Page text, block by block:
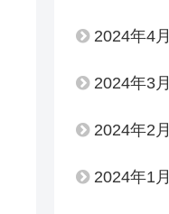
2024年4月
2024年3月
2024年2月
2024年1月